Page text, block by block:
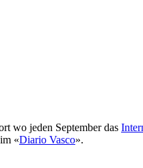
wo jeden September das
«Diario Vasco».